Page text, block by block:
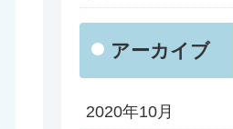
アーカイブ
2020年10月